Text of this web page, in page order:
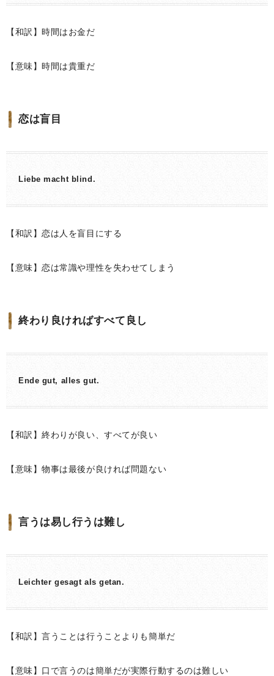
【和訳】時間はお金だ
【意味】時間は貴重だ
恋は盲目
Liebe macht blind.
【和訳】恋は人を盲目にする
【意味】恋は常識や理性を失わせてしまう
終わり良ければすべて良し
Ende gut, alles gut.
【和訳】終わりが良い、すべてが良い
【意味】物事は最後が良ければ問題ない
言うは易し行うは難し
Leichter gesagt als getan.
【和訳】言うことは行うことよりも簡単だ
【意味】口で言うのは簡単だが実際行動するのは難しい